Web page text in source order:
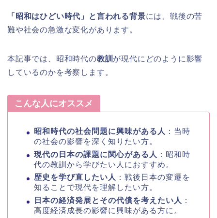
「昭和はひどい時代」と言われる背景には、戦後の苦
難や社会の急激な変化があります。
本記事では、昭和時代の教訓 が現代にどのように影響
しているのかを考察します。
こんな人にオススメ
昭和時代の社会問題に興味がある人 ：当時
の社会の影響を深く知りたい方。
現代の日本の課題に関心がある人 ：昭和時
代の教訓から学びたい人におすすめ。
歴史を学び直したい人 ：戦後日本の変遷を
知ることで現代を理解したい方。
日本の経済発展とその代償を考えたい人 ：
高度経済成長の影響に興味がある方に。